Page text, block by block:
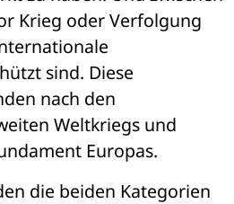
Krieg oder Verfolgung
sind. Diese
nach den
Weltkriegs und
Europas.
die beiden Kategorien